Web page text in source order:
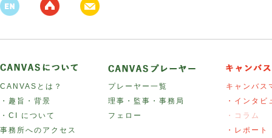
CANVASとは？
・趣旨・背景
・CI について
事務所へのアクセス
プレーヤー一覧
理事・監事・事務局
フェロー
キャンバス
・インタビ
・コラム
・レポート